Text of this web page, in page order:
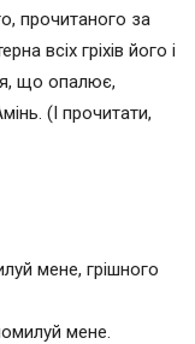
прочитаного за
всіх гріхів його і
що опалює,
(І прочитати,
мене, грішного
мене.